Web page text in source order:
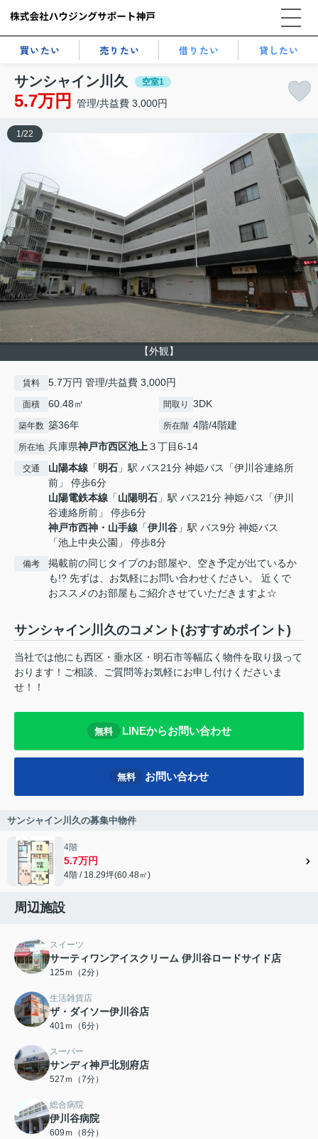
買いたい 売りたい 借りたい 貸したい
サンシャイン川久 空室1
5.7万円 管理/共益費 3,000円
【外観】
1/22
賃料 5.7万円 管理/共益費 3,000円
面積 60.48㎡ 間取り 3DK
築年数 築36年 所在階 4階/4階建
所在地 兵庫県神戸市西区池上 ３丁目6-14
交通 山陽本線 「明石 」駅 バス21分 神姫バス「伊川谷連絡所
前」 停歩6分
山陽電鉄本線 「山陽明石 」駅 バス21分 神姫バス「伊川
谷連絡所前」 停歩6分
神戸市西神・山手線 「伊川谷 」駅 バス9分 神姫バス
「池上中央公園」 停歩8分
備考
掲載前の同じタイプのお部屋や、空き予定が出ているか
も!? 先ずは、お気軽にお問い合わせください。 近くで
おススメのお部屋もご紹介させていただきますよ☆
サンシャイン川久のコメント(おすすめポイント)
当社では他にも西区・垂水区・明石市等幅広く物件を取り扱って
おります！ご相談、ご質問等お気軽にお申し付けくださいま
せ！！
無料 LINEからお問い合わせ
無料 お問い合わせ
サンシャイン川久の募集中物件
4階
5.7万円
4階 / 18.29坪(60.48㎡)
周辺施設
スイーツ
サーティワンアイスクリーム 伊川谷ロードサイド店
125ｍ（2分）
生活雑貨店
ザ・ダイソー伊川谷店
401ｍ（6分）
スーパー
サンディ神戸北別府店
527ｍ（7分）
総合病院
伊川谷病院
609ｍ（8分）